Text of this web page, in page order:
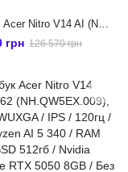
Ноутбук Acer Nitro V14 AI (NH.QW9EP.008), Ryzen AI 7 350 / 14″ / RAM 32 ГБ / SSD 1 ТБ / RTX 5050 / Windows 11 Pro / Alb
грн 126 570 грн